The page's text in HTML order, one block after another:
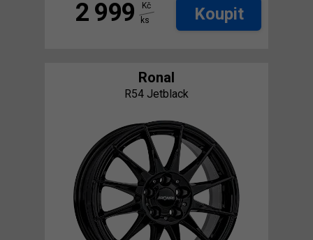
2 999
Kč
ks
Koupit
Ronal
R54 Jetblack